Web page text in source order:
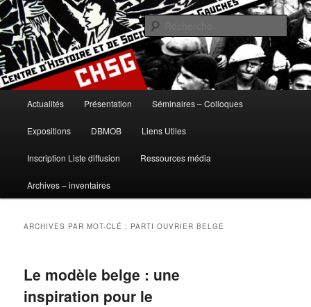
Aller
au
contenu
principal
Aller
au
contenu
secondaireCentre d'Histoire et de Sociologie
des Gauches
histoire, gauches, gauche, communisme, syndicalisme, ouvrier, socialisme,
trotskysme, anarchisme, mouvement, emancipation, ULB
principal
Actualités Présentation Séminaires – Colloques
Expositions DBMOB Liens Utiles
Inscription Liste diffusion Ressources média
Archives – inventaires
ARCHIVES PAR MOT-CLÉ : PARTI OUVRIER BELGE
Le modèle belge : une
inspiration pour le